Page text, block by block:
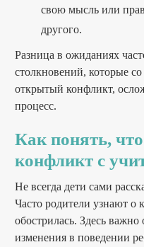
свою мысль или
другого.
Разница в ожиданиях
столкновений, которые
открытый конфликт,
процесс.
Как понять,
конфликт с
Не всегда дети сами
Часто родители узнают о
обострилась. Здесь
изменения в поведении